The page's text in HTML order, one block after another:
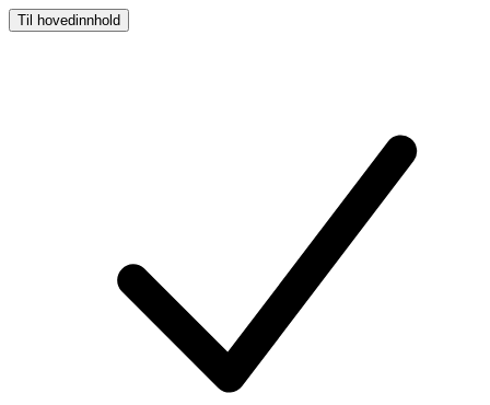
Til hovedinnhold